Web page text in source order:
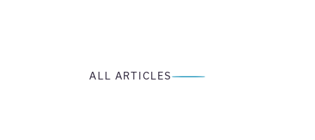
ALL ARTICLES